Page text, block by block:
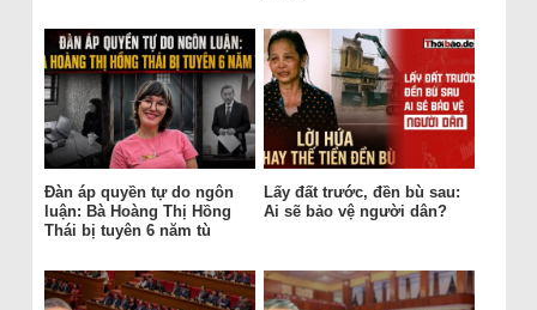
Đàn áp quyền tự do ngôn
luận: Bà Hoàng Thị Hồng
Thái bị tuyên 6 năm tù
Lấy đất trước, đền bù sau:
Ai sẽ bảo vệ người dân?